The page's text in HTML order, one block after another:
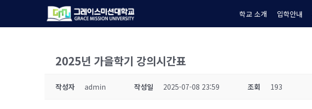
학교 소개 입학안내
2025년 가을학기 강의시간표
작성자 admin 작성일 2025-07-08 23:59 조회 193